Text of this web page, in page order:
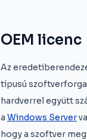
OEM licenc
Az
típusú
hardverrel együtt
a Windows Server
hogy a szoftver